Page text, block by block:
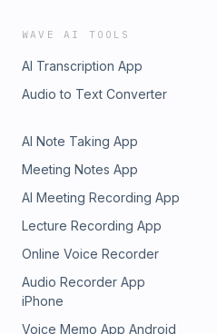
WAVE AI TOOLS
AI Transcription App
Audio to Text Converter
AI Note Taking App
Meeting Notes App
AI Meeting Recording App
Lecture Recording App
Online Voice Recorder
Audio Recorder App
iPhone
Voice Memo App Android